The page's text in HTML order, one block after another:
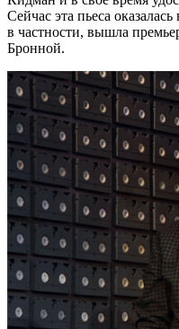
Сейчас эта пьеса
в частности, вышла
Бронной.